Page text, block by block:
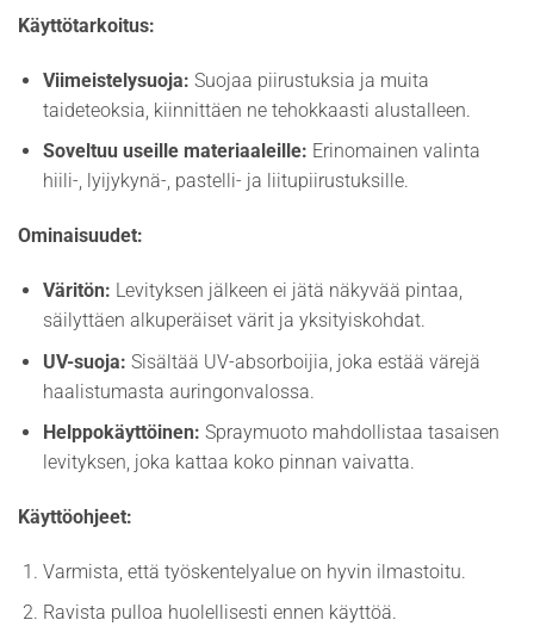
Käyttötarkoitus:
Viimeistelysuoja: Suojaa piirustuksia ja muita
taideteoksia, kiinnittäen ne tehokkaasti alustalleen.
Soveltuu useille materiaaleille: Erinomainen valinta
hiili-, lyijykynä-, pastelli- ja liitupiirustuksille.
Ominaisuudet:
Väritön: Levityksen jälkeen ei jätä näkyvää pintaa,
säilyttäen alkuperäiset värit ja yksityiskohdat.
UV-suoja: Sisältää UV-absorboijia, joka estää värejä
haalistumasta auringonvalossa.
Helppokäyttöinen: Spraymuoto mahdollistaa tasaisen
levityksen, joka kattaa koko pinnan vaivatta.
Käyttöohjeet:
Varmista, että työskentelyalue on hyvin ilmastoitu.
Ravista pulloa huolellisesti ennen käyttöä.